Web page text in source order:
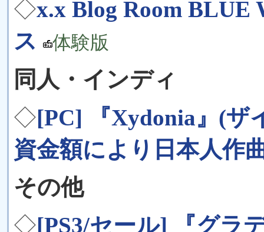
◇x.x Blog Room BLUE
ス
体験版
同人・インディ
◇[PC] 『Xydonia』(ザ
資金額により日本人作
その他
◇[PS3/セール] 『グラ